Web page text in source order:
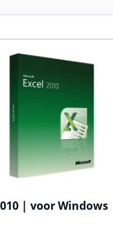
| voor Windows